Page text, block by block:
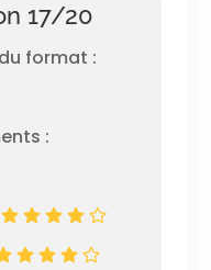
17/20
format :
: